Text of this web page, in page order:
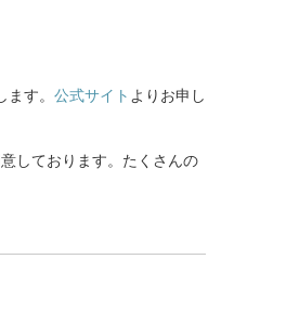
す。 公式サイト よりお申し
しております。たくさんの